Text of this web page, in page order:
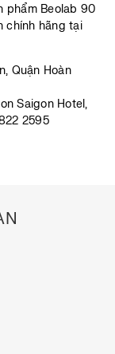
phẩm Beolab 90
chính hãng tại
Quận Hoàn
Saigon Hotel,
2595